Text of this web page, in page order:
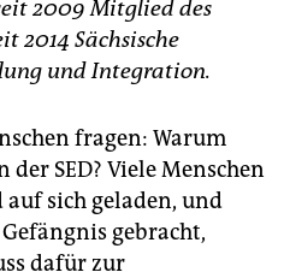
2009 Mitglied des
2014 Sächsische
und Integration.
fragen: Warum
SED? Viele Menschen
auf sich geladen, und
gebracht,
dafür zur